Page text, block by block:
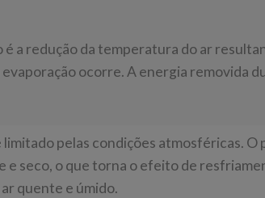
a redução da temperatura do ar
evaporação ocorre. A energia removida
pelas condições atmosféricas. O
e seco, o que torna o efeito de
quente e úmido.